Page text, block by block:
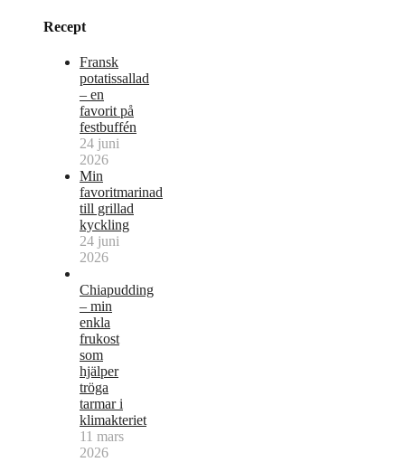
Recept
Fransk
potatissallad
– en
favorit på
festbuffén
24 juni
2026
Min
favoritmarinad
till grillad
kyckling
24 juni
2026
Chiapudding
– min
enkla
frukost
som
hjälper
tröga
tarmar i
klimakteriet
11 mars
2026